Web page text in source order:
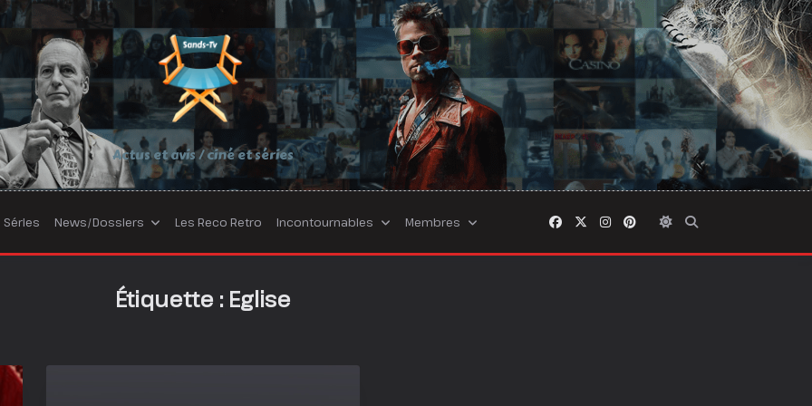
Actus et avis / ciné et séries
Séries News/Dossiers Les Reco Retro Incontournables Membres
Étiquette : Eglise